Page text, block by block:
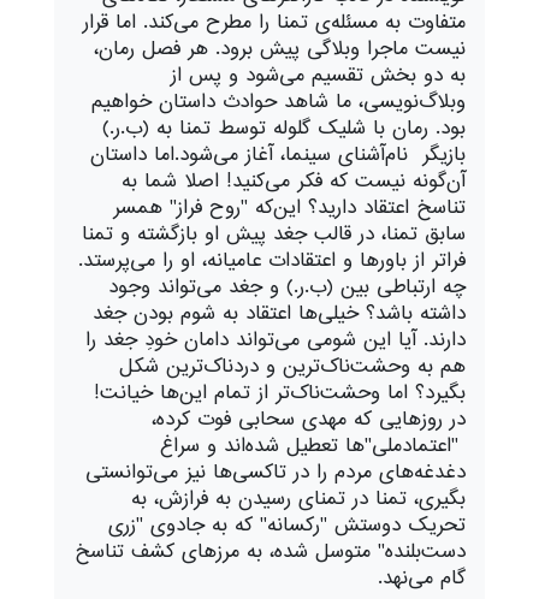
متفاوت به مسئله‌ی تمنا را مطرح می‌کند. اما قرار
نیست ماجرا وبلاگی پیش برود. هر فصل رمان،
به دو بخش تقسیم می‌شود و پس از
وبلاگ‌نویسی، ما شاهد حوادث داستان خواهیم
بود. رمان با شلیک گلوله توسط تمنا به (ب.ر.)
بازیگر نام‌آشنای سینما، آغاز می‌شود.اما داستان
آن‌گونه نیست که فکر می‌کنید! اصلا شما به
تناسخ اعتقاد دارید؟ این‌که "روح فراز" همسر
سابق تمنا، در قالب جغد پیش او بازگشته و تمنا
فراتر از باورها و اعتقادات عامیانه، او را می‌پرستد.
چه ارتباطی بین (ب.ر.) و جغد می‌تواند وجود
داشته باشد؟ خیلی‌ها اعتقاد به شوم بودن جغد
دارند. آیا این شومی می‌تواند دامان خودِ جغد را
هم به وحشت‌ناک‌ترین و دردناک‌ترین شکل
بگیرد؟ اما وحشت‌ناک‌تر از تمام این‌ها خیانت!
در روزهایی که مهدی سحابی فوت کرده،
"اعتمادملی"ها تعطیل شده‌اند و سراغ
دغدغه‌های مردم را در تاکسی‌ها نیز می‌توانستی
بگیری، تمنا در تمنای رسیدن به فرازش، به
تحریک دوستش "رکسانه" که به جادوی "زری
دست‌بلنده" متوسل شده، به مرزهای کشف تناسخ
گام می‌نهد.